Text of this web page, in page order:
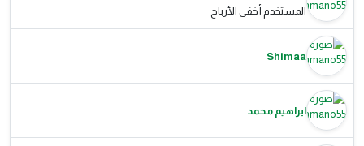
المستخدم أخفى الأرباح
Shimaa
ابراهيم محمد